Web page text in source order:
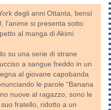
degli anni Ottanta, bensì
l'anime si presenta sotto
al manga di Akimi
su una serie di strane
a sangue freddo in un
al giovane capobanda
le parole “Banana
nuove al ragazzo, sono le
fratello, ridotto a un